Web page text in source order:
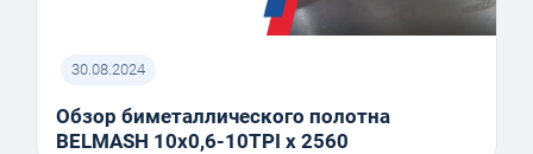
30.08.2024
Обзор биметаллического полотна
BELMASH 10x0,6-10TPI x 2560